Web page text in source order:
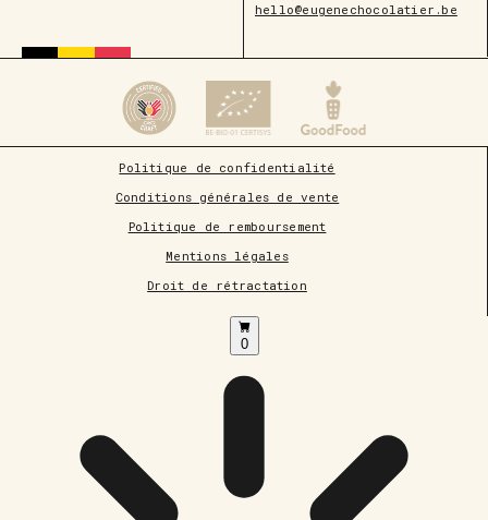
hello@eugenechocolatier.be
Politique de confidentialité
Conditions générales de vente
Politique de remboursement
Mentions légales
Droit de rétractation
0